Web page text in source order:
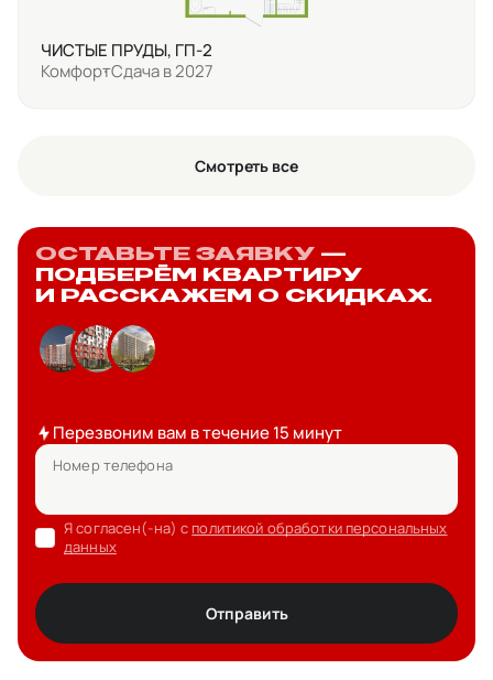
ЧИСТЫЕ ПРУДЫ, ГП-2
КомфортСдача в 2027
Смотреть все
ОСТАВЬТЕ ЗАЯВКУ —
ПОДБЕРЁМ КВАРТИРУ
И РАССКАЖЕМ О СКИДКАХ.
Перезвоним вам в течение 15 минут
Номер телефона
Я согласен(-на) с политикой обработки персональных
данных
Отправить